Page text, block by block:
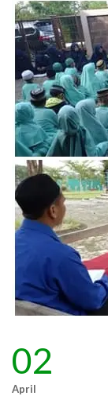
02
April